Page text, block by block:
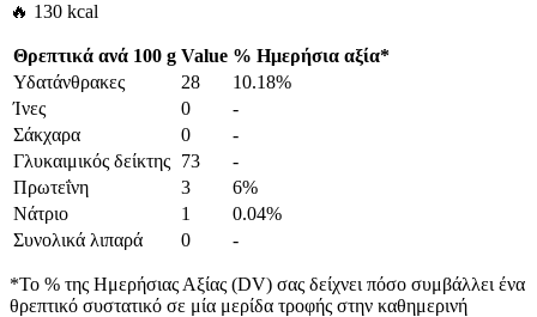
🔥 130 kcal
Θρεπτικά ανά 100 g Value % Ημερήσια αξία*
Υδατάνθρακες
28
10.18%
Ίνες
0
-
Σάκχαρα
0
-
Γλυκαιμικός δείκτης 73
-
Πρωτεΐνη
3
6%
Νάτριο
1
0.04%
Συνολικά λιπαρά
0 -
*Το % της Ημερήσιας Αξίας (DV) σας δείχνει πόσο συμβάλλει ένα
θρεπτικό συστατικό σε μία μερίδα τροφής στην καθημερινή